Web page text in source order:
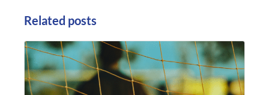
Related posts